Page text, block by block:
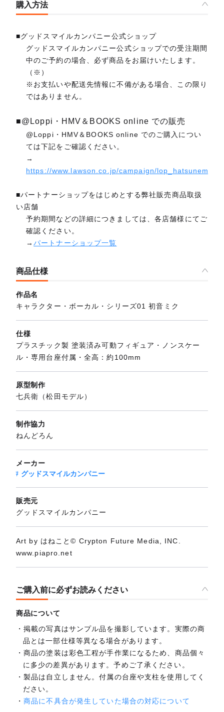
購入方法
■グッドスマイルカンパニー公式ショップ
グッドスマイルカンパニー公式ショップでの受注期間
中のご予約の場合、必ず商品をお届けいたします。
（※）
※お支払いや配送先情報に不備がある場合、この限り
ではありません。
■@Loppi・HMV＆BOOKS online での販売
@Loppi・HMV＆BOOKS online でのご購入につい
ては下記をご確認ください。
→
https://www.lawson.co.jp/campaign/
■パートナーショップをはじめとする弊社販売商品取扱
い店舗
予約期間などの詳細につきましては、各店舗様にてご
確認ください。
→パートナーショップ一覧
商品仕様
作品名
キャラクター・ボーカル・シリーズ01 初音ミク
仕様
プラスチック製 塗装済み可動フィギュア・ノンスケー
ル・専用台座付属・全高：約100mm
原型制作
七兵衛（松田モデル）
制作協力
ねんどろん
メーカー
グッドスマイルカンパニー
販売元
グッドスマイルカンパニー
Art by はねこと© Crypton Future Media, INC.
www.piapro.net
ご購入前に必ずお読みください
商品について
掲載の写真はサンプル品を撮影しています。実際の商
品とは一部仕様等異なる場合があります。
商品の塗装は彩色工程が手作業になるため、商品個々
に多少の差異があります。予めご了承ください。
製品は自立しません。付属の台座や支柱を使用してく
ださい。
商品に不具合が発生していた場合の対応について